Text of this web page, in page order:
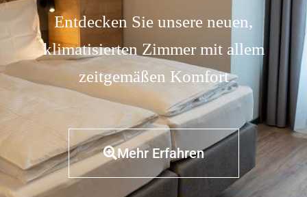
Entdecken Sie unsere neuen,
klimatisierten Zimmer mit allem
zeitgemäßen Komfort
Mehr Erfahren